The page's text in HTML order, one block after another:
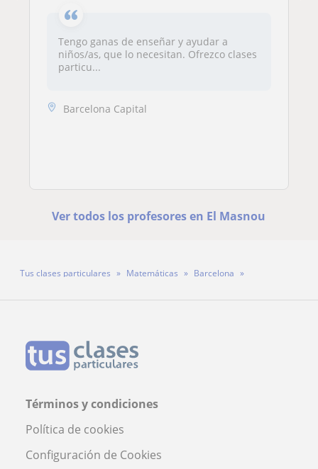
Tengo ganas de enseñar y ayudar a
niños/as, que lo necesitan. Ofrezco clases
particu...
Barcelona Capital
Ver todos los profesores en El Masnou
Tus clases particulares Matemáticas
Barcelona
Términos y condiciones
Política de cookies
Configuración de Cookies